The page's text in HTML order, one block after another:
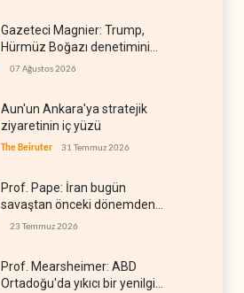
Gazeteci Magnier: Trump,
Hürmüz Boğazı denetimini
doğrudan İran ve Umman'a
07 Ağustos 2026
Aun'un Ankara'ya stratejik
ziyaretinin iç yüzü
The Beiruter 31 Temmuz 2026
Prof. Pape: İran bugün
savaştan önceki dönemden
çok daha güçlü
23 Temmuz 2026
Prof. Mearsheimer: ABD
Ortadoğu'da yıkıcı bir yenilgi